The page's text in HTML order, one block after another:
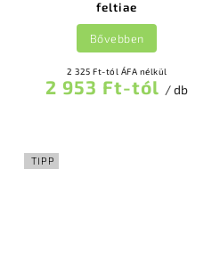
feltiae
2 325 Ft-tól ÁFA nélkül
2 953 Ft-tól / db
Bővebben
TIPP